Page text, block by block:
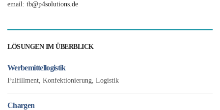
email: tb@p4solutions.de
LÖSUNGEN IM ÜBERBLICK
Werbemittellogistik
Fulfillment, Konfektionierung, Logistik
Chargen